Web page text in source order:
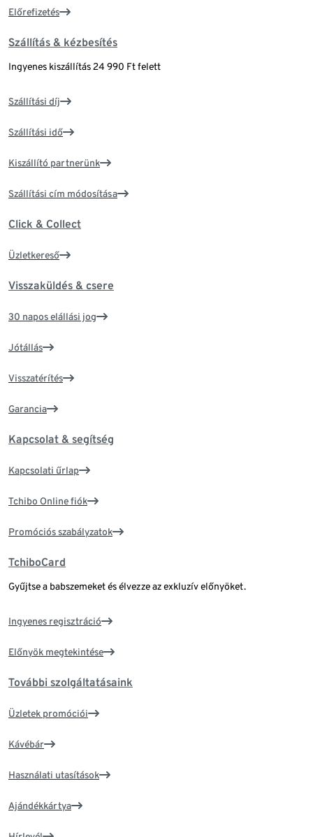
Előrefizetés
Szállítás & kézbesítés
Ingyenes kiszállítás 24 990 Ft felett
Szállítási díj
Szállítási idő
Kiszállító partnerünk
Szállítási cím módosítása
Click & Collect
Üzletkereső
Visszaküldés & csere
30 napos elállási jog
Jótállás
Visszatérítés
Garancia
Kapcsolat & segítség
Kapcsolati űrlap
Tchibo Online fiók
Promóciós szabályzatok
TchiboCard
Gyűjtse a babszemeket és élvezze az exkluzív előnyöket.
Ingyenes regisztráció
Előnyök megtekintése
További szolgáltatásaink
Üzletek promóciói
Kávébár
Használati utasítások
Ajándékkártya